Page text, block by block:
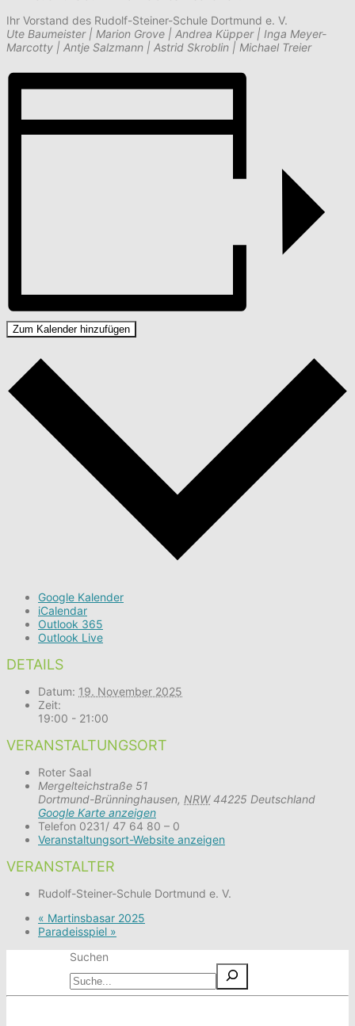
Ihr Vorstand des Rudolf-Steiner-Schule Dortmund e. V.
Ute Baumeister | Marion Grove | Andrea Küpper | Inga Meyer-
Marcotty | Antje Salzmann | Astrid Skroblin | Michael Treier
Zum Kalender hinzufügen
Google Kalender
iCalendar
Outlook 365
Outlook Live
DETAILS
Datum: 19. November 2025
Zeit:
19:00 - 21:00
VERANSTALTUNGSORT
Roter Saal
Mergelteichstraße 51
Dortmund-Brünninghausen, NRW 44225 Deutschland
Google Karte anzeigen
Telefon 0231/ 47 64 80 – 0
Veranstaltungsort-Website anzeigen
VERANSTALTER
Rudolf-Steiner-Schule Dortmund e. V.
« Martinsbasar 2025
Paradeisspiel »
Suchen